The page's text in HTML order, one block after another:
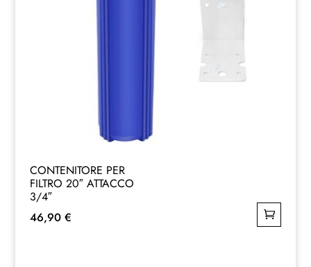
CONTENITORE PER
FILTRO 20″ ATTACCO
3/4″
46,90 €